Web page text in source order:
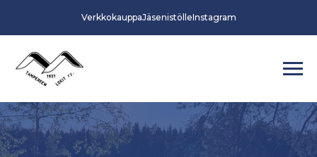
VerkkokauppaJäsenistölleInstagram